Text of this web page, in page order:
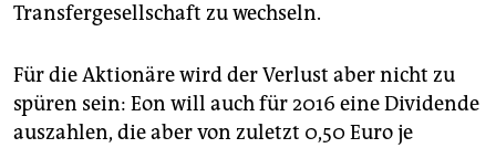
Transfergesellschaft zu wechseln.
Für die Aktionäre wird der Verlust aber nicht zu
spüren sein: Eon will auch für 2016 eine Dividende
auszahlen, die aber von zuletzt 0,50 Euro je